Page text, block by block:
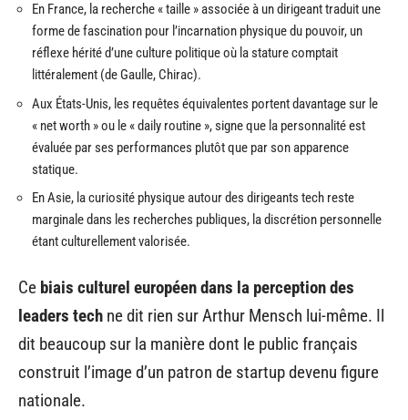
En France, la recherche « taille » associée à un dirigeant traduit une
forme de fascination pour l’incarnation physique du pouvoir, un
réflexe hérité d’une culture politique où la stature comptait
littéralement (de Gaulle, Chirac).
Aux États-Unis, les requêtes équivalentes portent davantage sur le
« net worth » ou le « daily routine », signe que la personnalité est
évaluée par ses performances plutôt que par son apparence
statique.
En Asie, la curiosité physique autour des dirigeants tech reste
marginale dans les recherches publiques, la discrétion personnelle
étant culturellement valorisée.
Ce biais culturel européen dans la perception des
leaders tech ne dit rien sur Arthur Mensch lui-même. Il
dit beaucoup sur la manière dont le public français
construit l’image d’un patron de startup devenu figure
nationale.